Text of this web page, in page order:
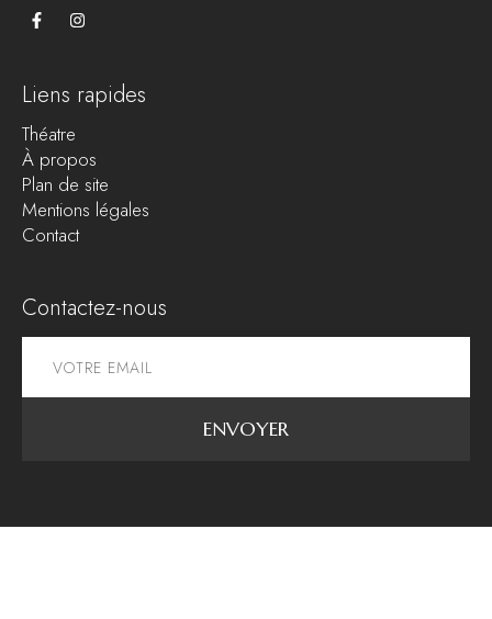
Liens rapides
Théatre
À propos
Plan de site
Mentions légales
Contact
Contactez-nous
ENVOYER